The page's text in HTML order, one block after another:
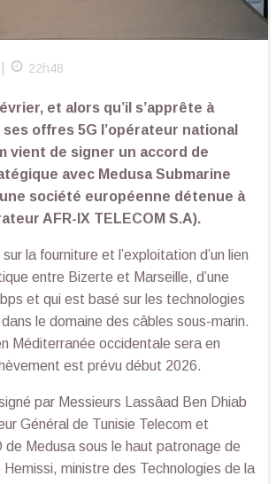
22h48
et alors qu’il s’apprête à
offres 5G l’opérateur national
vient de signer un accord de
avec Medusa Submarine
société européenne détenue à
AFR-IX TELECOM S.A).
la fourniture et l’exploitation d’un lien
entre Bizerte et Marseille, d’une
et qui est basé sur les technologies
le domaine des câbles sous-marin.
Méditerranée occidentale sera en
est prévu début 2026.
par Messieurs Lassâad Ben Dhiab
Général de Tunisie Telecom et
de Medusa sous le haut patronage de
Hemissi, ministre des Technologies de la